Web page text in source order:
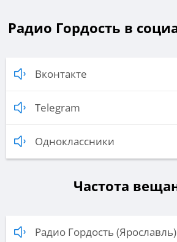
Радио Гордость в
Вконтакте
Telegram
Одноклассники
Частота
Радио Гордость (Ярославль)